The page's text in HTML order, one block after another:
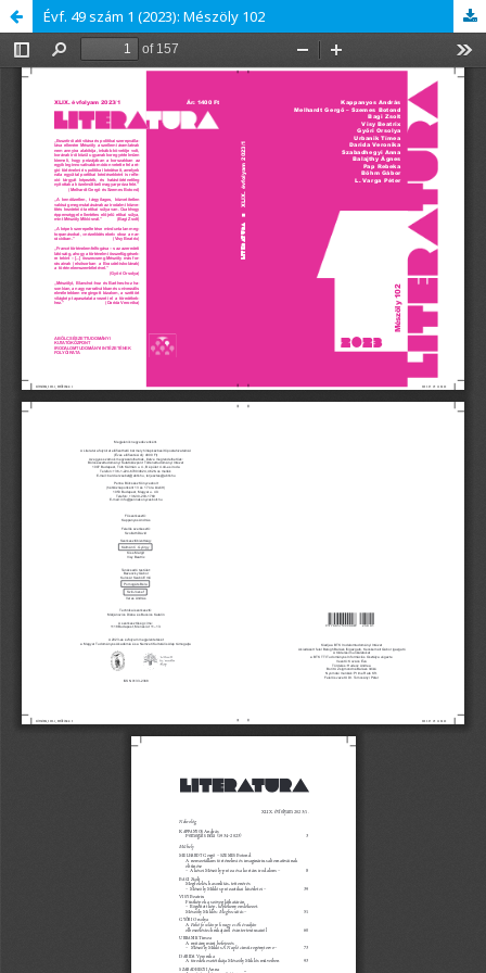
Évf. 49 szám 1 (2023): Mészöly 102